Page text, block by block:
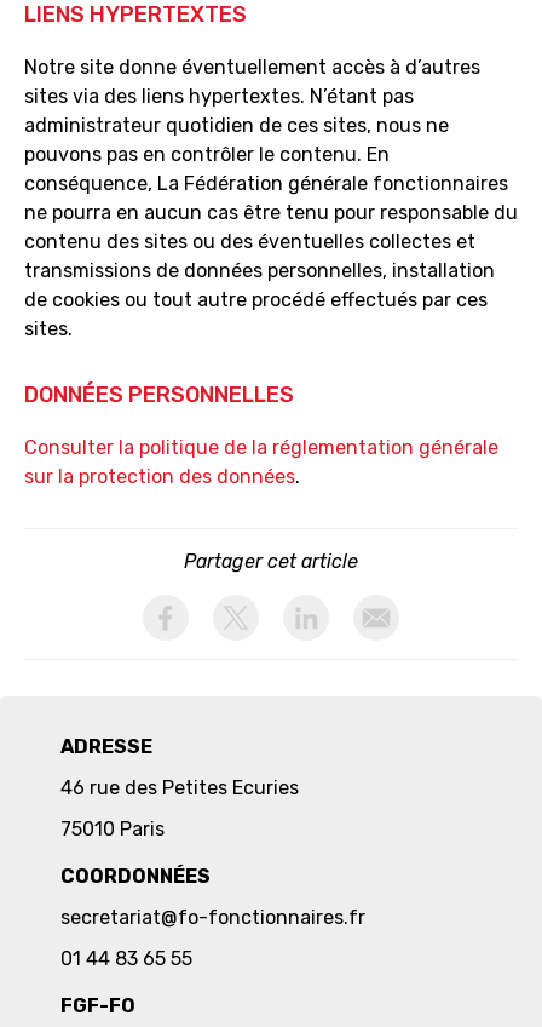
LIENS HYPERTEXTES
Notre site donne éventuellement accès à d’autres
sites via des liens hypertextes. N’étant pas
administrateur quotidien de ces sites, nous ne
pouvons pas en contrôler le contenu. En
conséquence, La Fédération générale fonctionnaires
ne pourra en aucun cas être tenu pour responsable du
contenu des sites ou des éventuelles collectes et
transmissions de données personnelles, installation
de cookies ou tout autre procédé effectués par ces
sites.
DONNÉES PERSONNELLES
Consulter la politique de la réglementation générale
sur la protection des données.
Partager cet article
ADRESSE
46 rue des Petites Ecuries
75010 Paris
COORDONNÉES
secretariat@fo-fonctionnaires.fr
01 44 83 65 55
FGF-FO